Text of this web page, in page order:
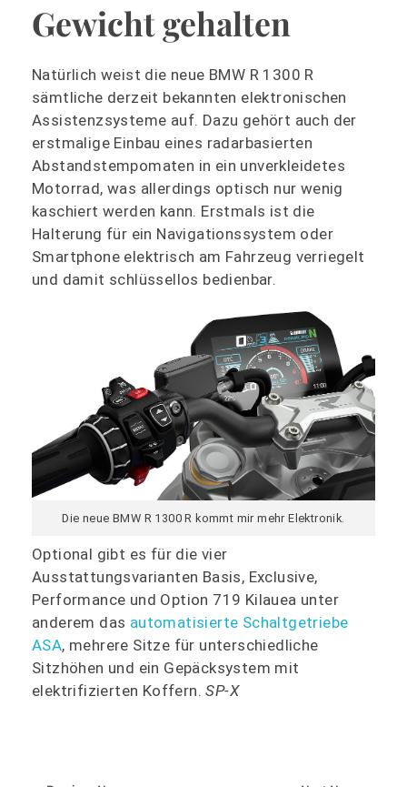
Gewicht gehalten
Natürlich weist die neue BMW R 1300 R
sämtliche derzeit bekannten elektronischen
Assistenzsysteme auf. Dazu gehört auch der
erstmalige Einbau eines radarbasierten
Abstandstempomaten in ein unverkleidetes
Motorrad, was allerdings optisch nur wenig
kaschiert werden kann. Erstmals ist die
Halterung für ein Navigationssystem oder
Smartphone elektrisch am Fahrzeug verriegelt
und damit schlüssellos bedienbar.
Die neue BMW R 1300 R kommt mir mehr Elektronik.
Optional gibt es für die vier
Ausstattungsvarianten Basis, Exclusive,
Performance und Option 719 Kilauea unter
anderem das automatisierte Schaltgetriebe
ASA, mehrere Sitze für unterschiedliche
Sitzhöhen und ein Gepäcksystem mit
elektrifizierten Koffern.SP-X